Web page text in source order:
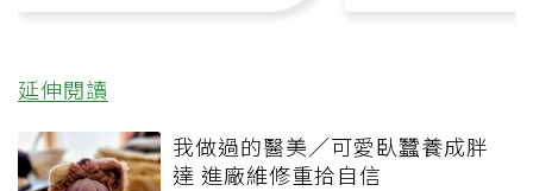
延伸閱讀
我做過的醫美／可愛臥蠶養成胖
達 進廠維修重拾自信